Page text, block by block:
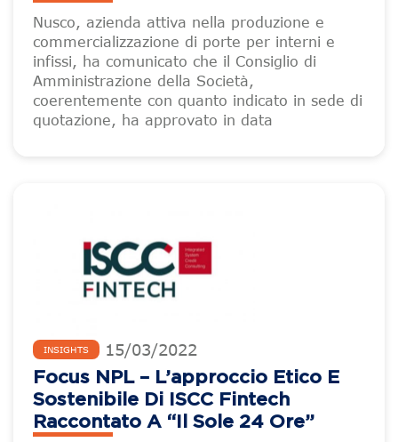
Nusco, azienda attiva nella produzione e
commercializzazione di porte per interni e
infissi, ha comunicato che il Consiglio di
Amministrazione della Società,
coerentemente con quanto indicato in sede di
quotazione, ha approvato in data
INSIGHTS 15/03/2022
Focus NPL – L’approccio Etico E
Sostenibile Di ISCC Fintech
Raccontato A “Il Sole 24 Ore”